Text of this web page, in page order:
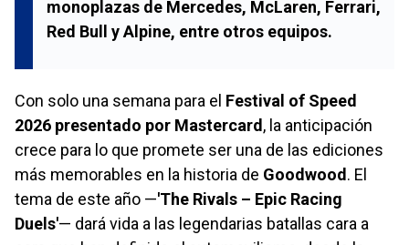
monoplazas de Mercedes, McLaren, Ferrari,
Red Bull y Alpine, entre otros equipos.
Con solo una semana para el Festival of Speed
2026 presentado por Mastercard, la anticipación
crece para lo que promete ser una de las ediciones
más memorables en la historia de Goodwood. El
tema de este año —'The Rivals – Epic Racing
Duels'— dará vida a las legendarias batallas cara a